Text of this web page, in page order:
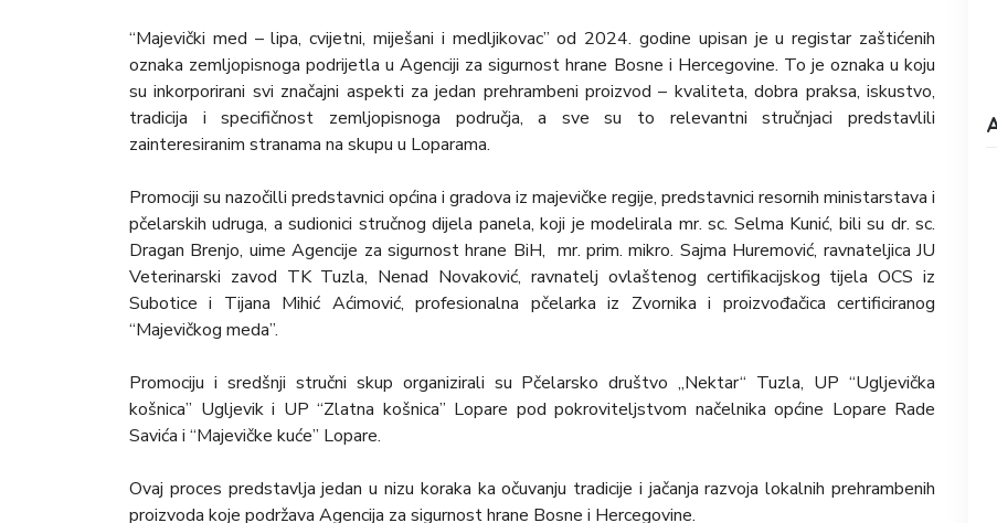
“Majevički med – lipa, cvijetni, miješani i medljikovac” od 2024. godine upisan je u registar zaštićenih
oznaka zemljopisnoga podrijetla u Agenciji za sigurnost hrane Bosne i Hercegovine. To je oznaka u koju
su inkorporirani svi značajni aspekti za jedan prehrambeni proizvod – kvaliteta, dobra praksa, iskustvo,
tradicija i specifičnost zemljopisnoga područja, a sve su to relevantni stručnjaci predstavlili
zainteresiranim stranama na skupu u Loparama.
Promociji su nazočilli predstavnici općina i gradova iz majevičke regije, predstavnici resornih ministarstava i
pčelarskih udruga, a sudionici stručnog dijela panela, koji je modelirala mr. sc. Selma Kunić, bili su dr. sc.
Dragan Brenjo, uime Agencije za sigurnost hrane BiH, mr. prim. mikro. Sajma Huremović, ravnateljica JU
Veterinarski zavod TK Tuzla, Nenad Novaković, ravnatelj ovlaštenog certifikacijskog tijela OCS iz
Subotice i Tijana Mihić Aćimović, profesionalna pčelarka iz Zvornika i proizvođačica certificiranog
“Majevičkog meda”.
Promociju i sredšnji stručni skup organizirali su Pčelarsko društvo „Nektar“ Tuzla, UP “Ugljevička
košnica” Ugljevik i UP “Zlatna košnica” Lopare pod pokroviteljstvom načelnika općine Lopare Rade
Savića i “Majevičke kuće” Lopare.
Ovaj proces predstavlja jedan u nizu koraka ka očuvanju tradicije i jačanja razvoja lokalnih prehrambenih
proizvoda koje podržava Agencija za sigurnost hrane Bosne i Hercegovine.